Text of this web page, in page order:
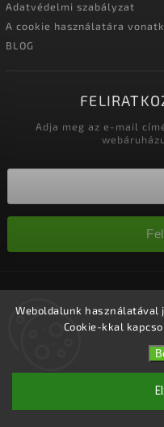
Weboldalunk használatával
Cookie-kkal
Adatvédelmi szabályzat
A cookie használatára
BLOG
Adja meg az e-mail
Süti